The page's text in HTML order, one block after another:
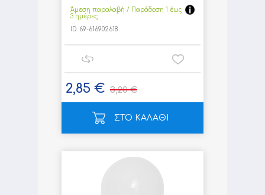
Άμεση παραλαβή / Παράδoση 1 έως
3 ημέρες
ID: 69-616902618
2,85 € 3,20 €
ΣΤΟ ΚΑΛΑΘΙ